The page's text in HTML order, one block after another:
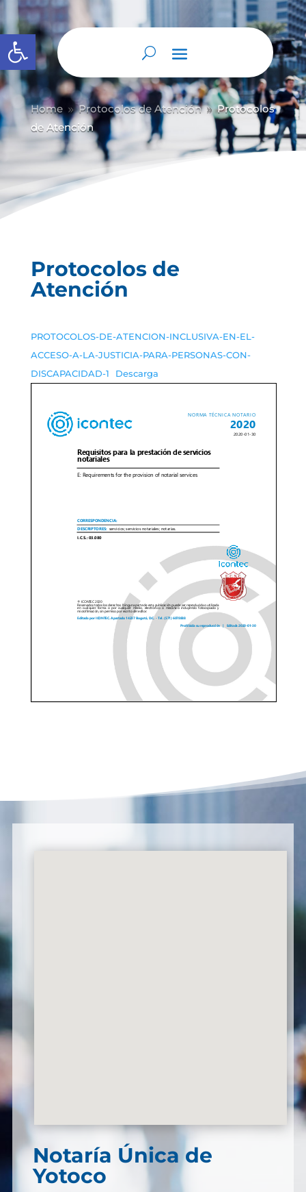
Abrir barra de herramientas
Home 9 Protocolos de Atención 9 Protocolos
de Atención
Protocolos de
Atención
PROTOCOLOS-DE-ATENCION-INCLUSIVA-EN-EL-
ACCESO-A-LA-JUSTICIA-PARA-PERSONAS-CON-
DISCAPACIDAD-1
Descarga
Notaría Única de
Yotoco